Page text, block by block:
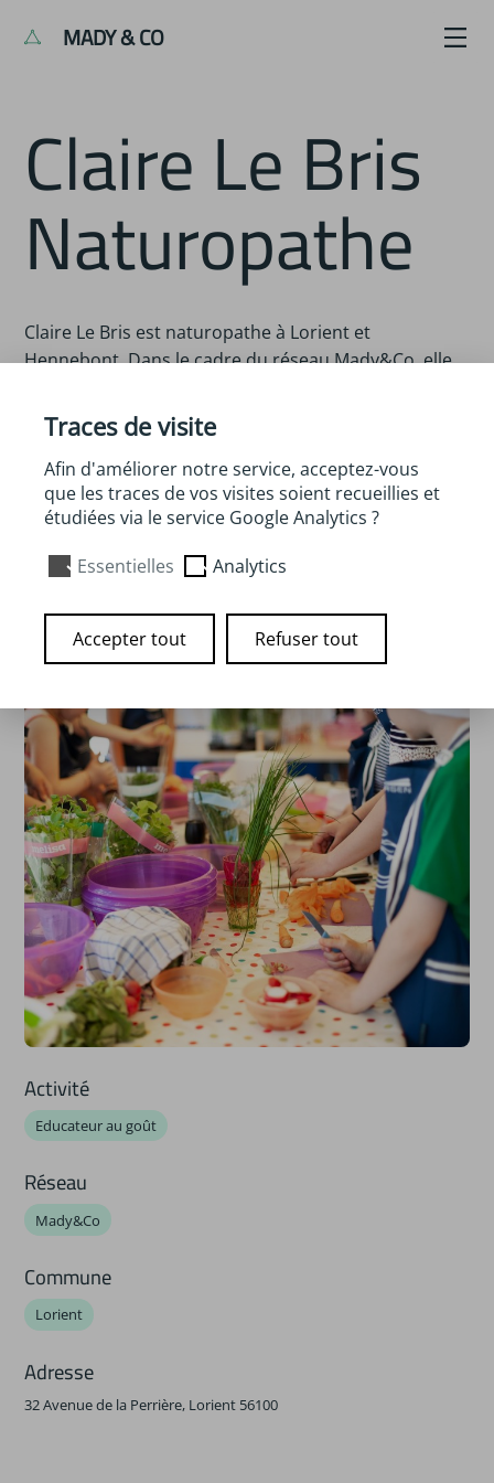
MADY & CO
Claire Le Bris
Naturopathe
Claire Le Bris est naturopathe à Lorient et
Hennebont. Dans le cadre du réseau Mady&Co, elle
cuisine sur de nombreux sujets : cuisine végétale,
économique, batch cooking, bien-être, etc.
Les ateliers peuvent être proposés pour tout type de
public, avec un objectif principal : celui de faire
repartir les participants avec des connaissances et
l’envie de reproduire chez soi les techniques
Activité
Educateur au goût
Réseau
Mady&Co
Commune
Lorient
Adresse
32 Avenue de la Perrière, Lorient 56100
Traces de visite
Afin d'améliorer notre service, acceptez-vous
que les traces de vos visites soient recueillies et
étudiées via le service Google Analytics ?
Essentielles
Analytics
Accepter tout Refuser tout